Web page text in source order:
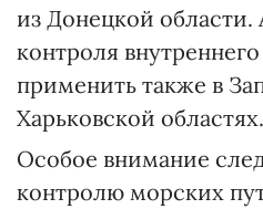
из Донецкой
контроля
применить также в
Харьковской областях.
Особое внимание
контролю морских